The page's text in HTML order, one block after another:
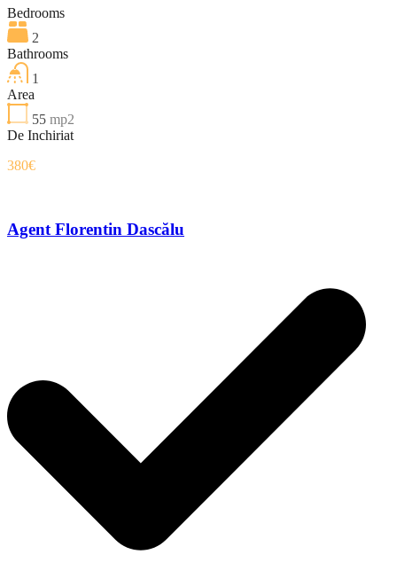
Bedrooms
2
Bathrooms
1
Area
55 mp2
De Inchiriat
380€
Agent Florentin Dascălu